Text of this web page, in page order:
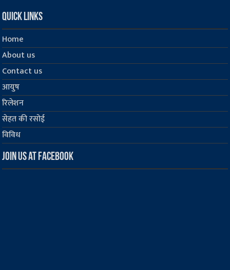
Quick Links
Home
About us
Contact us
आयुष
रिलेशन
सेहत की रसोई
विविध
Join us at Facebook